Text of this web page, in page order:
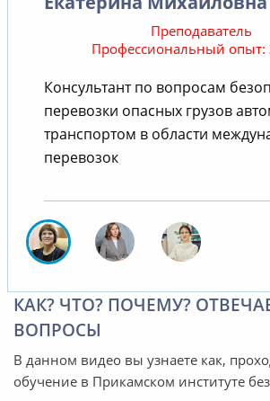
Преподаватель
Профессиональный опыт:
Консультант по вопросам
перевозки опасных грузов
транспортом в области
перевозок
КАК? ЧТО? ПОЧЕМУ?
ВОПРОСЫ
В данном видео вы узнаете как,
обучение в Прикамском институте